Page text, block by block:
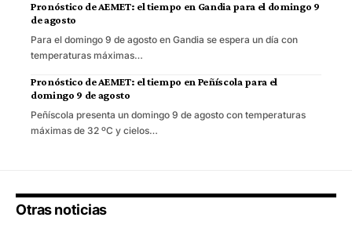
Pronóstico de AEMET: el tiempo en Gandia para el domingo 9
de agosto
Para el domingo 9 de agosto en Gandia se espera un día con
temperaturas máximas…
Pronóstico de AEMET: el tiempo en Peñíscola para el
domingo 9 de agosto
Peñíscola presenta un domingo 9 de agosto con temperaturas
máximas de 32 ºC y cielos…
Otras noticias